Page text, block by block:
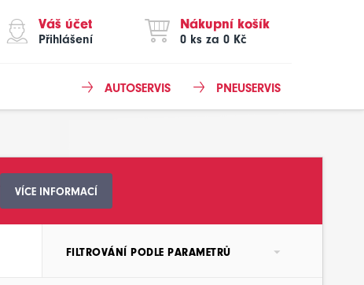
Váš účet
Přihlášení
Nákupní košík
0 ks za 0 Kč
PNEUSERVIS
AUTOSERVIS
VÍCE INFORMACÍ
FILTROVÁNÍ PODLE PARAMETRŮ